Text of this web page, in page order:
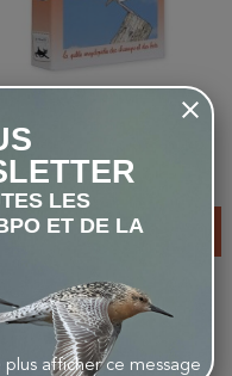
La Hulotte - Coffret n°10 –
Numéros 96 à 105
16,00 €
AJOUTER AU PANIER
favorite_border
LES
ET DE LA
plus afficher ce message